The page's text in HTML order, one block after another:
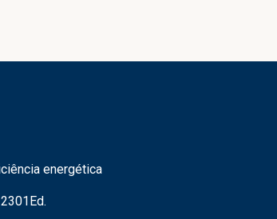
energética